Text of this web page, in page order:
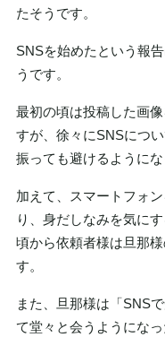
たそうです。
SNSを始めたという報
うです。
最初の頃は投稿した画
すが、徐々にSNSにつ
振っても避けるようにな
加えて、スマートフォ
り、身だしなみを気に
頃から依頼者様は旦那
す。
また、旦那様は「SNS
て堂々と会うようになっ